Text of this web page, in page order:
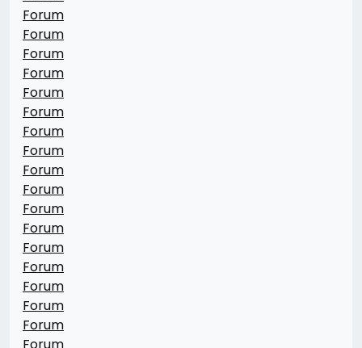
Forum
Forum
Forum
Forum
Forum
Forum
Forum
Forum
Forum
Forum
Forum
Forum
Forum
Forum
Forum
Forum
Forum